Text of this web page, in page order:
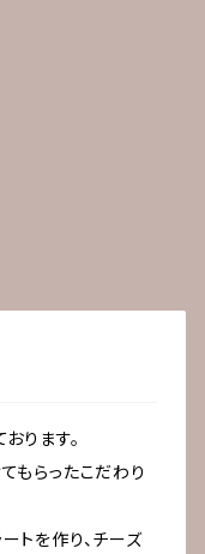
ります。
もらったこだわり
トを作り、チーズ